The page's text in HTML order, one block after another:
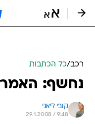
רכב/כל הכתבות
נחשף:
קובי ליאני
29.1.2008 / 9:48